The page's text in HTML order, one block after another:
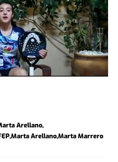
Arellano
Marta ArellanoMarta Marrero